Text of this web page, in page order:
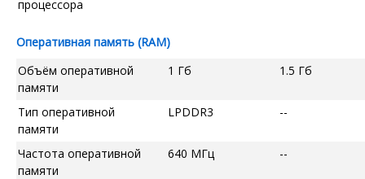
процессора
Оперативная память (RAM)
Объём оперативной
памяти
1 Гб 1.5 Гб
Тип оперативной
памяти
LPDDR3 --
Частота оперативной
памяти
640 МГц --